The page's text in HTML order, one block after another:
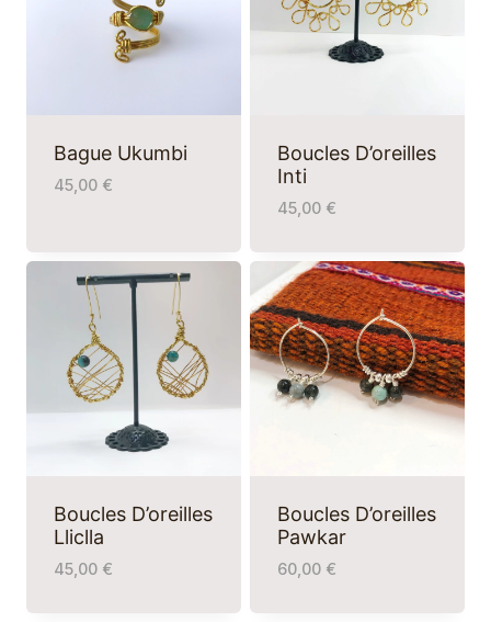
Bague Ukumbi
45,00 €
Boucles D’oreilles
Inti
45,00 €
Boucles D’oreilles
Lliclla
45,00 €
Boucles D’oreilles
Pawkar
60,00 €